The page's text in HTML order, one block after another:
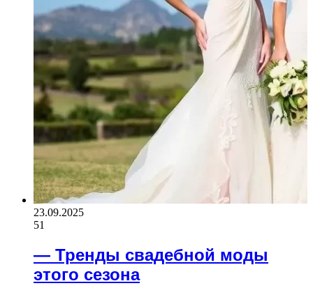
23.09.2025
51
— Тренды свадебной моды
этого сезона